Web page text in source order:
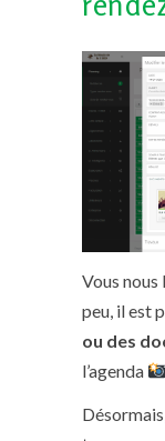
Vous nous
peu, il est
ou des
l’agenda